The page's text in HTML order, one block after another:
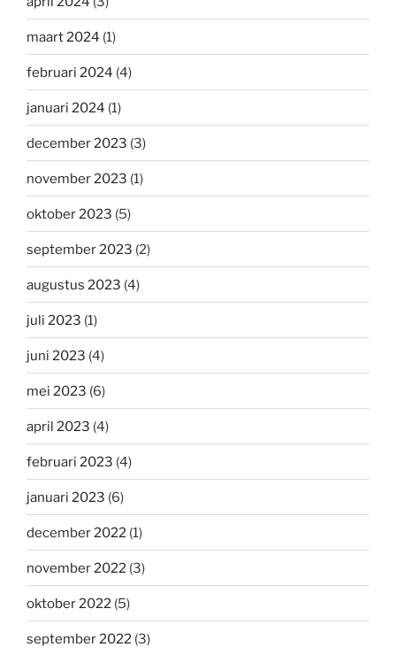
maart 2024 (1)
februari 2024 (4)
januari 2024 (1)
december 2023 (3)
november 2023 (1)
oktober 2023 (5)
september 2023 (2)
augustus 2023 (4)
juli 2023 (1)
juni 2023 (4)
mei 2023 (6)
april 2023 (4)
februari 2023 (4)
januari 2023 (6)
december 2022 (1)
november 2022 (3)
oktober 2022 (5)
september 2022 (3)